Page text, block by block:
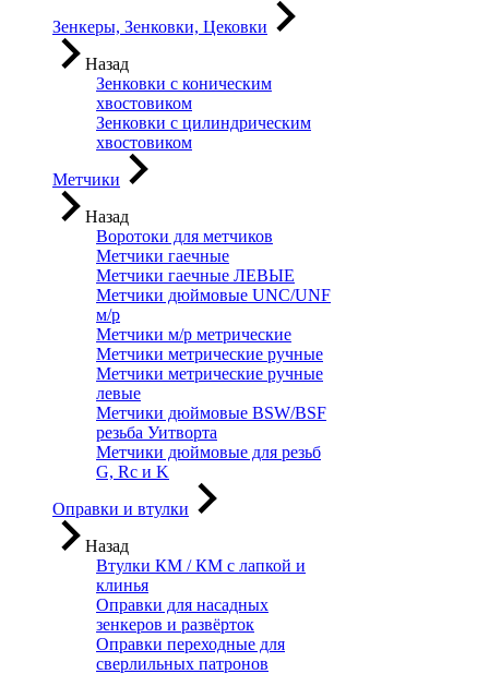
Зенкеры, Зенковки, Цековки
Назад
Зенковки с коническим
хвостовиком
Зенковки с цилиндрическим
хвостовиком
Метчики
Назад
Воротоки для метчиков
Метчики гаечные
Метчики гаечные ЛЕВЫЕ
Метчики дюймовые UNC/UNF
м/р
Метчики м/р метрические
Метчики метрические ручные
Метчики метрические ручные
левые
Метчики дюймовые BSW/BSF
резьба Уитворта
Метчики дюймовые для резьб
G, Rc и K
Оправки и втулки
Назад
Втулки КМ / КМ с лапкой и
клинья
Оправки для насадных
зенкеров и развёрток
Оправки переходные для
сверлильных патронов